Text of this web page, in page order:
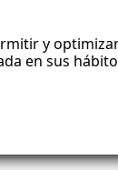
y
en sus